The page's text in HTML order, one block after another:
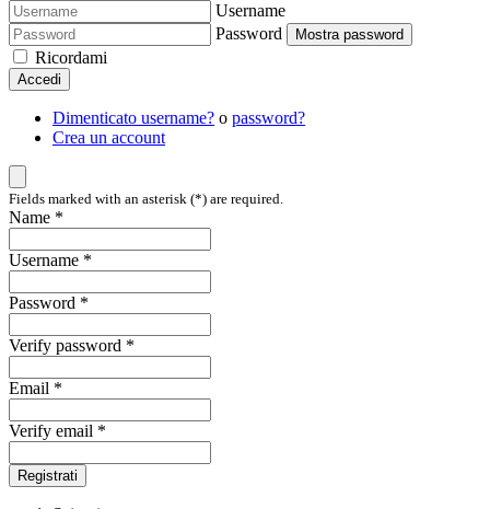
Username
Password
Mostra password
Ricordami
Accedi
Dimenticato username? o password?
Crea un account
Fields marked with an asterisk (*) are required.
Name *
Username *
Password *
Verify password *
Email *
Verify email *
Registrati